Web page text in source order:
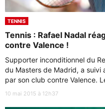
TENNIS
Tennis : Rafael Nadal
contre Valence !
Supporter inconditionnel du
du Masters de Madrid, a
par son club contre Valence.
10 mai 2015 à 12h37